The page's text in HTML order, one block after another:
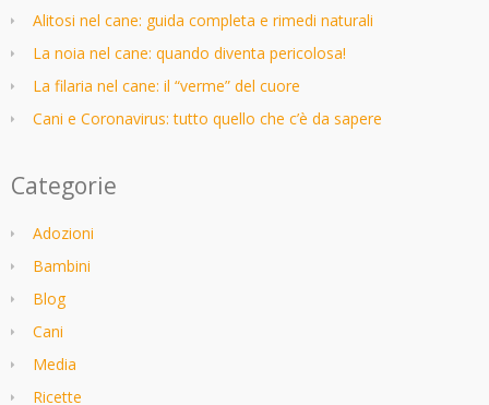
Alitosi nel cane: guida completa e rimedi naturali
La noia nel cane: quando diventa pericolosa!
La filaria nel cane: il “verme” del cuore
Cani e Coronavirus: tutto quello che c’è da sapere
Categorie
Adozioni
Bambini
Blog
Cani
Media
Ricette